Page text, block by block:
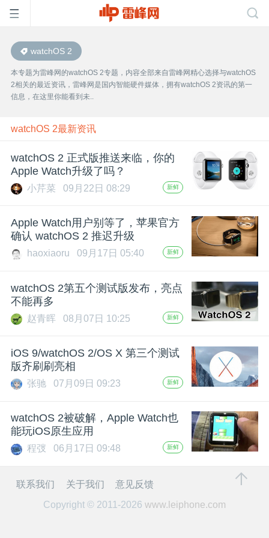
首
页
雷
峰
公
课
动
中
心
GAIR
watchOS 2
本专题为雷峰网的watchOS 2专题，内容全部来自雷峰网精心选择与watchOS
2相关的最近资讯，雷峰网是国内智能硬件媒体，拥有watchOS 2资讯的第一
信息，在这里你能看到未..
watchOS 2最新资讯
watchOS 2 正式版推送来临，你的
Apple Watch升级了吗？
小芹菜 09月22日 08:29 新鲜
Apple Watch用户别等了，苹果官方
确认 watchOS 2 推迟升级
haoxiaoru 09月17日 05:40 新鲜
watchOS 2第五个测试版发布，亮点
不能再多
赵青晖 08月07日 10:25 新鲜
iOS 9/watchOS 2/OS X 第三个测试
版齐刷刷亮相
张驰 07月09日 09:23 新鲜
watchOS 2被破解，Apple Watch也
能玩iOS原生应用
程弢 06月17日 09:48 新鲜
联系我们 关于我们
意见反馈
Copyright © 2011-2026 www.leiphone.com